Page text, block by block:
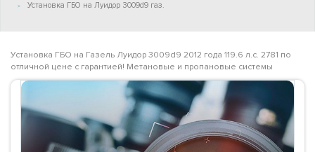
Установка ГБО на Луидор 3009d9 газ.
Установка ГБО на Газель Луидор 3009d9 2012 года 119.6 л.с. 2781 по
отличной цене с гарантией! Метановые и пропановые системы